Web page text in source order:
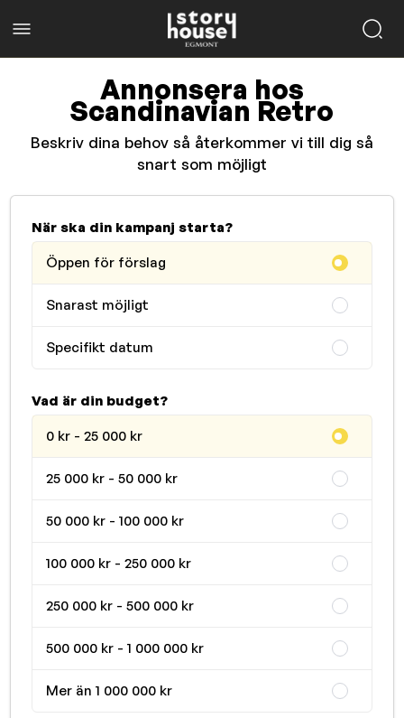
Annonsera hos
Scandinavian Retro
Beskriv dina behov så återkommer vi till dig så
snart som möjligt
När ska din kampanj starta?
Öppen för förslag
Snarast möjligt
Specifikt datum
Vad är din budget?
0 kr - 25 000 kr
25 000 kr - 50 000 kr
50 000 kr - 100 000 kr
100 000 kr - 250 000 kr
250 000 kr - 500 000 kr
500 000 kr - 1 000 000 kr
Mer än 1 000 000 kr